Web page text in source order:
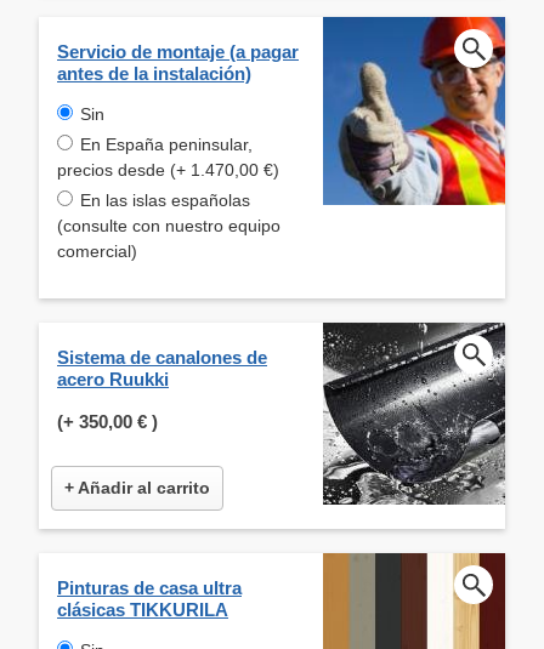
Servicio de montaje (a pagar
antes de la instalación)
Sin
En España peninsular,
precios desde (+ 1.470,00 €)
En las islas españolas
(consulte con nuestro equipo
comercial)
Sistema de canalones de
acero Ruukki
(+ 350,00 € )
+ Añadir al carrito
Pinturas de casa ultra
clásicas TIKKURILA